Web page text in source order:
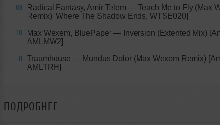
09
Radical Fantasy, Amir Telem — Teach Me to Fly (Max
Remix) [Where The Shadow Ends, WTSE020]
10
Max Wexem, BluePaper — Inversion (Extented Mix)
AMLMW2]
11
Traumhouse — Mundus Dolor (Max Wexem Remix)
AMLTRH]
ПОДРОБНЕЕ